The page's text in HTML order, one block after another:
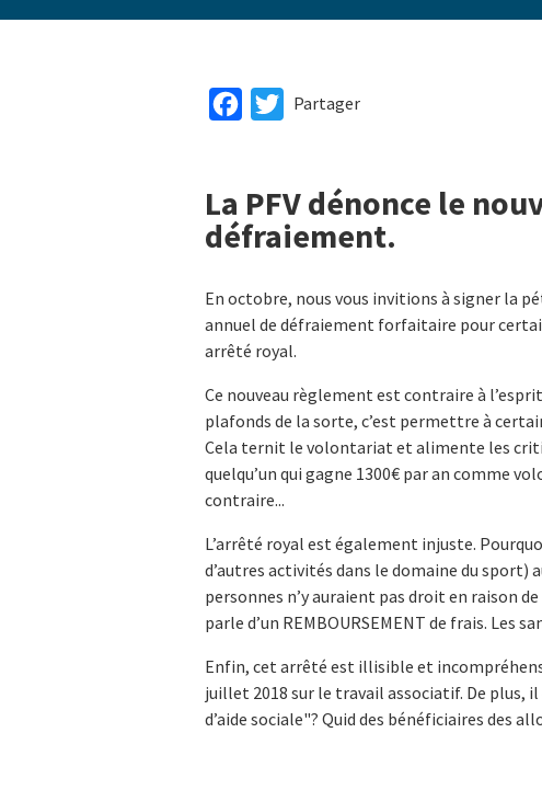
FacebookTwitter
Partager
La PFV dénonce le
défraiement.
En octobre, nous vous invitions à signer la
annuel de défraiement forfaitaire pour
arrêté royal.
Ce nouveau règlement est contraire à
plafonds de la sorte, c’est permettre à
Cela ternit le volontariat et alimente les
quelqu’un qui gagne 1300€ par an comme
contraire...
L’arrêté royal est également injuste.
d’autres activités dans le domaine du sport)
personnes n’y auraient pas droit en raison
parle d’un REMBOURSEMENT de frais. Les
Enfin, cet arrêté est illisible et
juillet 2018 sur le travail associatif. De plus,
d’aide sociale"? Quid des bénéficiaires des